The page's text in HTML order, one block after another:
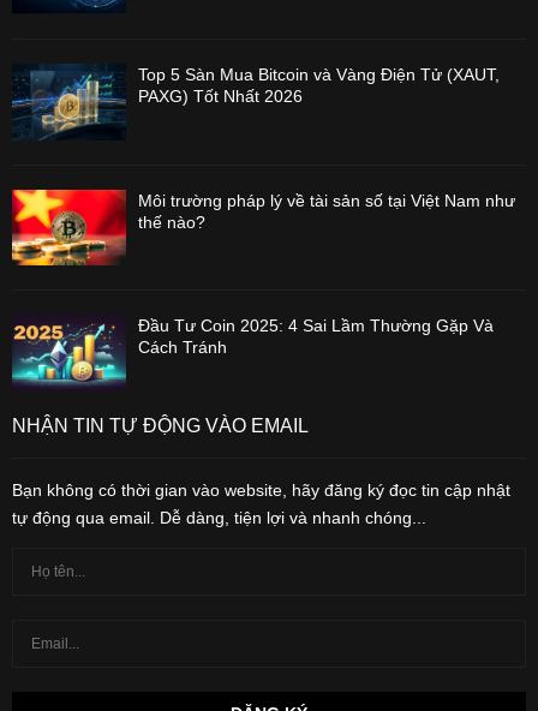
Top 5 Sàn Mua Bitcoin và Vàng Điện Tử (XAUT,
PAXG) Tốt Nhất 2026
Môi trường pháp lý về tài sản số tại Việt Nam như
thế nào?
Đầu Tư Coin 2025: 4 Sai Lầm Thường Gặp Và
Cách Tránh
NHẬN TIN TỰ ĐỘNG VÀO EMAIL
Bạn không có thời gian vào website, hãy đăng ký đọc tin cập nhật
tự động qua email. Dễ dàng, tiện lợi và nhanh chóng...